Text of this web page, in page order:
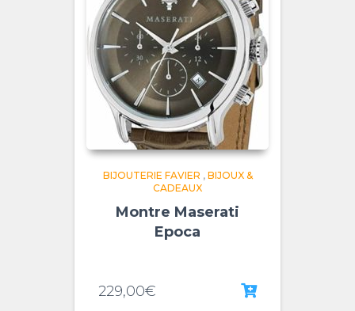
BIJOUTERIE FAVIER , BIJOUX &
CADEAUX
Montre Maserati
Epoca
229,00€